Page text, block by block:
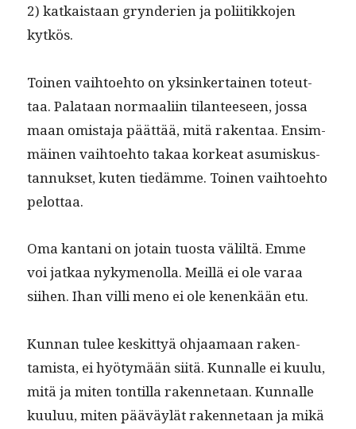
2) katkaistaan gryn­de­rien ja poli­itikko­jen
kytkös.
Toinen vai­h­toe­hto on yksinker­tainen toteut­
taa. Palataan nor­maali­in tilanteeseen, jos­sa
maan omis­ta­ja päät­tää, mitä rak­en­taa. Ensim­
mäi­nen vai­h­toe­hto takaa korkeat asumiskus­
tan­nuk­set, kuten tiedämme. Toinen vai­h­toe­hto
pelottaa.
Oma kan­tani on jotain tuos­ta väliltä. Emme
voi jatkaa nyky­menol­la. Meil­lä ei ole varaa
siihen. Ihan vil­li meno ei ole kenenkään etu.
Kun­nan tulee keskit­tyä ohjaa­maan rak­en­
tamista, ei hyö­tymään siitä. Kun­nalle ei kuu­lu,
mitä ja miten ton­til­la raken­netaan. Kun­nalle
kuu­luu, miten pääväylät raken­netaan ja mikä